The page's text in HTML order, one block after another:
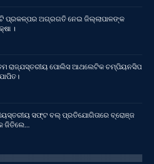
ପ୍ରକଳ୍ପର ଅଗ୍ରଗତି ନେଇ ଜିଲ୍ଲାପାଳଙ୍କ
।
ରାଜ୍ଯସ୍ତରୀୟ ପୋଲିସ ଆଥଲେଟିକ ଚମ୍ପିୟନସିପ
ସଫ୍ଟ ବଲ୍ ପ୍ରତିଯୋଗିତାରେ ବ୍ରୋଞ୍ଜ
ଜିତିଲେ…